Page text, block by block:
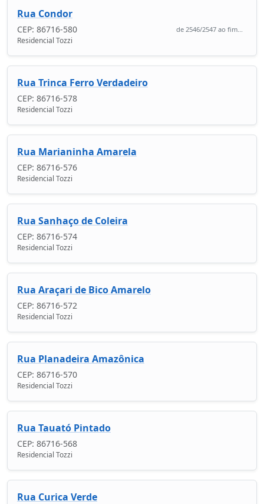
Rua Condor
CEP: 86716-580 de 2546/2547 ao fim...
Residencial Tozzi
Rua Trinca Ferro Verdadeiro
CEP: 86716-578
Residencial Tozzi
Rua Marianinha Amarela
CEP: 86716-576
Residencial Tozzi
Rua Sanhaço de Coleira
CEP: 86716-574
Residencial Tozzi
Rua Araçari de Bico Amarelo
CEP: 86716-572
Residencial Tozzi
Rua Planadeira Amazônica
CEP: 86716-570
Residencial Tozzi
Rua Tauató Pintado
CEP: 86716-568
Residencial Tozzi
Rua Curica Verde